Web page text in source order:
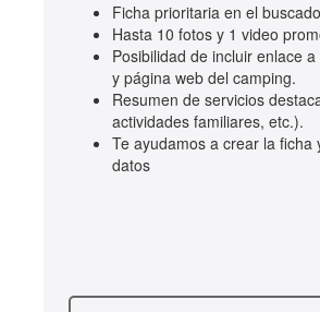
Ficha prioritaria en el
Hasta 10 fotos y 1 video
Posibilidad de incluir enlace
y página web del camping.
Resumen de servicios
actividades familiares, etc.).
Te ayudamos a crear la ficha
datos